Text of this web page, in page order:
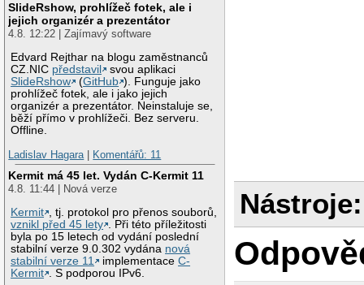
SlideRshow, prohlížeč fotek, ale i
jejich organizér a prezentátor
4.8. 12:22 | Zajímavý software
Edvard Rejthar na blogu zaměstnanců
CZ.NIC představil
svou aplikaci
SlideRshow
(GitHub ). Funguje jako
prohlížeč fotek, ale i jako jejich
organizér a prezentátor. Neinstaluje se,
běží přímo v prohlížeči. Bez serveru.
Offline.
Ladislav Hagara | Komentářů: 11
Kermit má 45 let. Vydán C-Kermit 11
4.8. 11:44 | Nová verze
Kermit , tj. protokol pro přenos souborů,
vznikl před 45 lety . Při této příležitosti
byla po 15 letech od vydání poslední
stabilní verze 9.0.302 vydána nová
stabilní verze 11
implementaceC-
Kermit . S podporou IPv6.
Nástroje: